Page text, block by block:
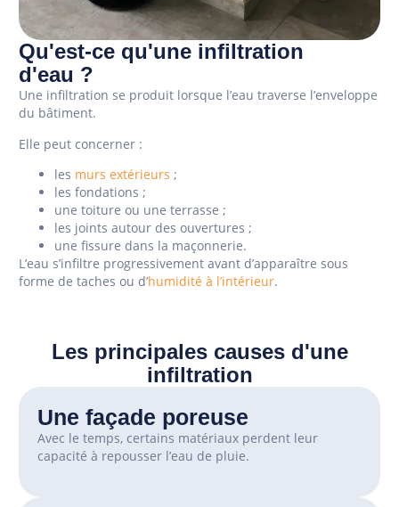
Qu'est-ce qu'une infiltration
d'eau ?
Une infiltration se produit lorsque l’eau traverse l’enveloppe
du bâtiment.
Elle peut concerner :
les murs extérieurs ;
les fondations ;
une toiture ou une terrasse ;
les joints autour des ouvertures ;
une fissure dans la maçonnerie.
L’eau s’infiltre progressivement avant d’apparaître sous
forme de taches ou d’humidité à l’intérieur.
Les principales causes d'une
infiltration
Une façade poreuse
Avec le temps, certains matériaux perdent leur
capacité à repousser l’eau de pluie.